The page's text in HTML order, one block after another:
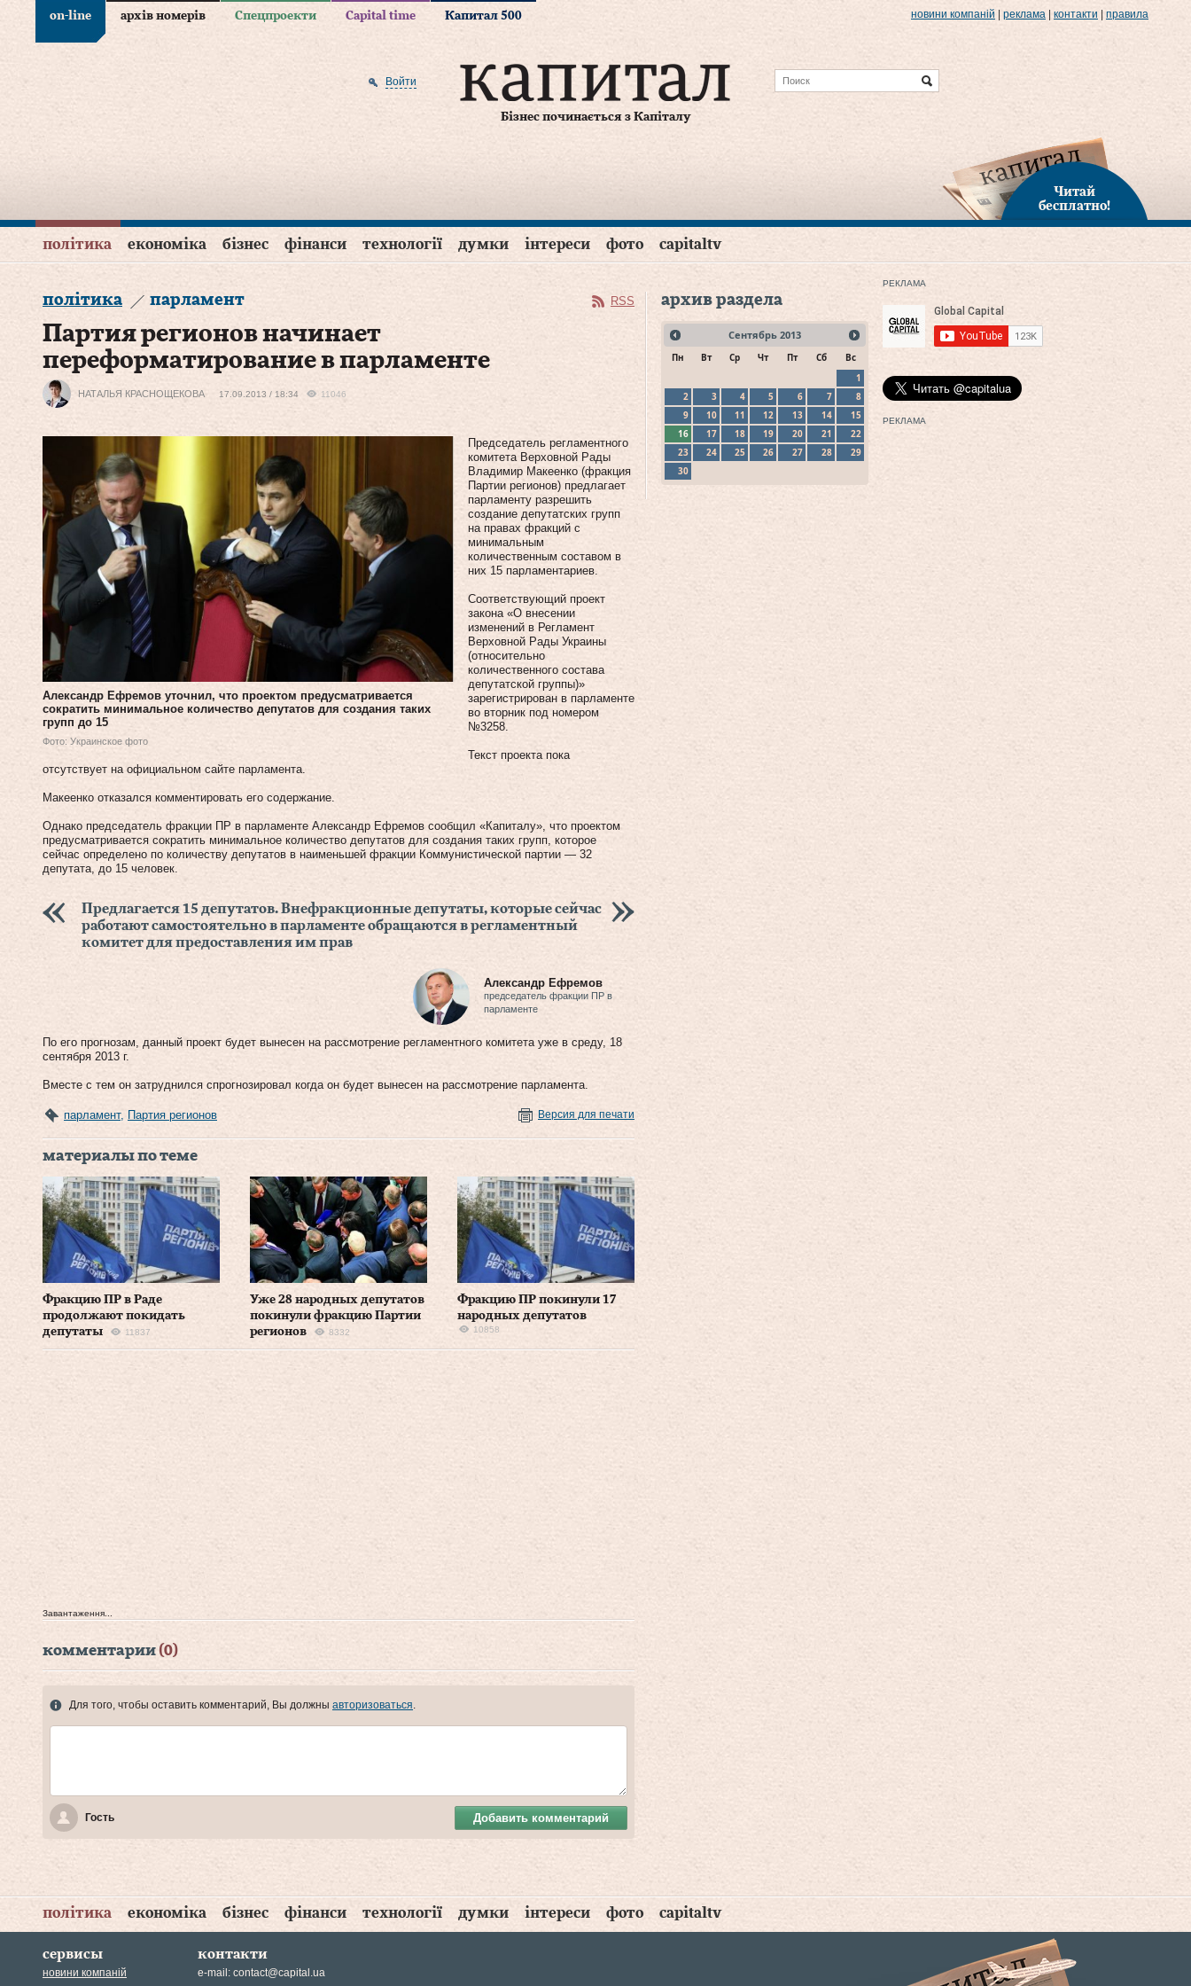
on-line архів номерів Спецпроекти Capital time Капитал 500 новини компаній реклама контакти правила
Бізнес починається з Капіталу
Войти
Читай
бесплатно!
політика економіка бізнес фінанси технології думки інтереси фото capitaltv
політика парламент RSS
Партия регионов начинает
переформатирование в парламенте
НАТАЛЬЯ КРАСНОЩЕКОВА 17.09.2013 / 18:34 11046
Александр Ефремов уточнил, что проектом предусматривается
сократить минимальное количество депутатов для создания таких
групп до 15
Фото: Украинское фото
Председатель регламентного
комитета Верховной Рады
Владимир Макеенко (фракция
Партии регионов) предлагает
парламенту разрешить
создание депутатских групп
на правах фракций с
минимальным
количественным составом в
них 15 парламентариев.
Соответствующий проект
закона «О внесении
изменений в Регламент
Верховной Рады Украины
(относительно
количественного состава
депутатской группы)»
зарегистрирован в парламенте
во вторник под номером
№3258.
Текст проекта пока
отсутствует на официальном сайте парламента.
Макеенко отказался комментировать его содержание.
Однако председатель фракции ПР в парламенте Александр Ефремов сообщил «Капиталу», что проектом
предусматривается сократить минимальное количество депутатов для создания таких групп, которое
сейчас определено по количеству депутатов в наименьшей фракции Коммунистической партии — 32
депутата, до 15 человек.
Предлагается 15 депутатов. Внефракционные депутаты, которые сейчас
работают самостоятельно в парламенте обращаются в регламентный
комитет для предоставления им прав
Александр Ефремов
председатель фракции ПР в
парламенте
По его прогнозам, данный проект будет вынесен на рассмотрение регламентного комитета уже в среду, 18
сентября 2013 г.
Вместе с тем он затруднился спрогнозировал когда он будет вынесен на рассмотрение парламента.
парламент, Партия регионов Версия для печати
материалы по теме
Фракцию ПР в Раде
продолжают покидать
депутаты
11837
Уже 28 народных депутатов
покинули фракцию Партии
регионов
8332
Фракцию ПР покинули 17
народных депутатов
10858
Завантаження...
комментарии (0)
Для того, чтобы оставить комментарий, Вы должны авторизоваться.
Гость Добавить комментарий
архив раздела
Сентябрь 2013
Пн Вт Ср Чт Пт Сб
Вс
1
2
3 4 5 6 7
8
9
10 11 12 13 14
15
16
17 18 19 20 21
22
23
24 25 26 27 28
29
30
РЕКЛАМА
РЕКЛАМА
політика економіка бізнес фінанси технології думки інтереси фото capitaltv
сервисы
новини компаній
контакти
e-mail: contact@capital.ua